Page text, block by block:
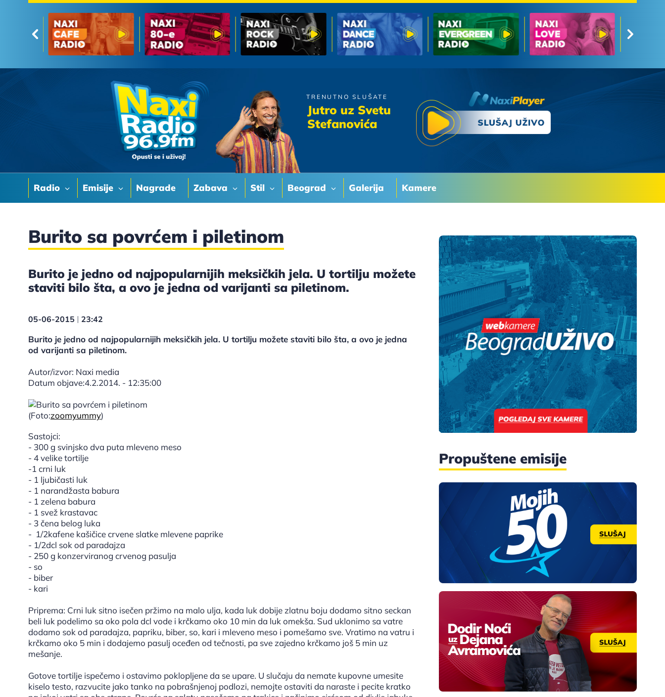
Radio Emisije Nagrade Zabava Stil Beograd Galerija Kamere
TRENUTNO SLUŠATE
Jutro uz Svetu
Stefanovića
Magazin
S Druge Strane Mjeseca
Burito sa povrćem i piletinom
Burito je jedno od najpopularnijih meksičkih jela. U tortilju možete
staviti bilo šta, a ovo je jedna od varijanti sa piletinom.
05-06-2015 23:42
Burito je jedno od najpopularnijih meksičkih jela. U tortilju možete staviti bilo šta, a ovo je jedna
od varijanti sa piletinom.
Autor/izvor: Naxi media
Datum objave:4.2.2014. - 12:35:00
(Foto:zoomyummy)
Sastojci:
- 300 g svinjsko dva puta mleveno meso
- 4 velike tortilje
-1 crni luk
- 1 ljubičasti luk
- 1 narandžasta babura
- 1 zelena babura
- 1 svež krastavac
- 3 čena belog luka
- 1/2kafene kašičice crvene slatke mlevene paprike
- 1/2dcl sok od paradajza
- 250 g konzerviranog crvenog pasulja
- so
- biber
- kari
Priprema: Crni luk sitno isečen pržimo na malo ulja, kada luk dobije zlatnu boju dodamo sitno seckan
beli luk podelimo sa oko pola dcl vode i krčkamo oko 10 min da luk omekša. Sud uklonimo sa vatre
dodamo sok od paradajza, papriku, biber, so, kari i mleveno meso i pomešamo sve. Vratimo na vatru i
krčkamo oko 5 min i dodajemo pasulj oceđen od tečnosti, pa sve zajedno krčkamo još 5 min uz
mešanje.
Gotove tortilje ispečemo i ostavimo poklopljene da se upare. U slučaju da nemate kupovne umesite
kiselo testo, razvucite jako tanko na pobrašnjenoj podlozi, nemojte ostaviti da naraste i pecite kratko
Propuštene emisije